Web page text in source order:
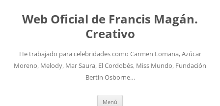
contenido
Web Oficial de Francis Magán.
Creativo
He trabajado para celebridades como Carmen Lomana, Azúcar
Moreno, Melody, Mar Saura, El Cordobés, Miss Mundo, Fundación
Bertín Osborne…
Menú